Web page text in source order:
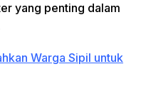
yang penting dalam
Warga Sipil untuk